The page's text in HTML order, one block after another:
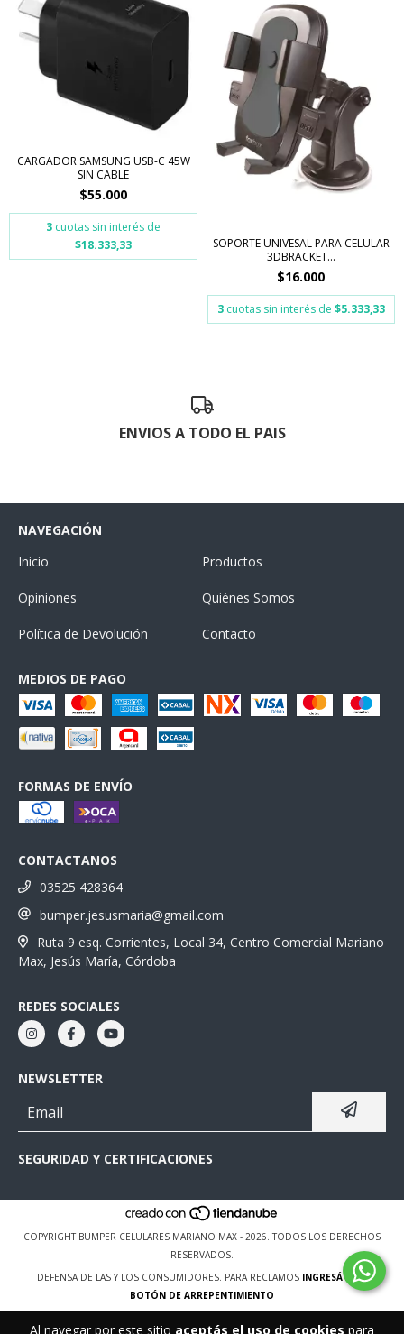
Al navegar por este sitio aceptás el uso de cookies para
CARGADOR SAMSUNG USB-C 45W
SIN CABLE
$55.000
3 cuotas sin interés de
$18.333,33
SOPORTE UNIVESAL PARA CELULAR
3DBRACKET...
$16.000
3 cuotas sin interés de $5.333,33
ENVIOS A TODO EL PAIS
NAVEGACIÓN
Inicio
Productos
Opiniones Quiénes Somos
Política de Devolución Contacto
MEDIOS DE PAGO
FORMAS DE ENVÍO
CONTACTANOS
03525 428364
bumper.jesusmaria@gmail.com
Ruta 9 esq. Corrientes, Local 34, Centro Comercial Mariano
Max, Jesús María, Córdoba
REDES SOCIALES
NEWSLETTER
SEGURIDAD Y CERTIFICACIONES
COPYRIGHT BUMPER CELULARES MARIANO MAX - 2026. TODOS LOS DERECHOS
RESERVADOS.
DEFENSA DE LAS Y LOS CONSUMIDORES. PARA RECLAMOS INGRESÁ ACÁ.
BOTÓN DE ARREPENTIMIENTO